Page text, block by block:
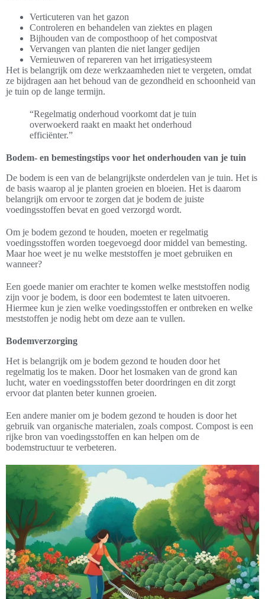
Verticuteren van het gazon
Controleren en behandelen van ziektes en plagen
Bijhouden van de composthoop of het compostvat
Vervangen van planten die niet langer gedijen
Vernieuwen of repareren van het irrigatiesysteem
Het is belangrijk om deze werkzaamheden niet te vergeten, omdat
ze bijdragen aan het behoud van de gezondheid en schoonheid van
je tuin op de lange termijn.
“Regelmatig onderhoud voorkomt dat je tuin
overwoekerd raakt en maakt het onderhoud
efficiënter.”
Bodem- en bemestingstips voor het onderhouden van je tuin
De bodem is een van de belangrijkste onderdelen van je tuin. Het is
de basis waarop al je planten groeien en bloeien. Het is daarom
belangrijk om ervoor te zorgen dat je bodem de juiste
voedingsstoffen bevat en goed verzorgd wordt.
Om je bodem gezond te houden, moeten er regelmatig
voedingsstoffen worden toegevoegd door middel van bemesting.
Maar hoe weet je nu welke meststoffen je moet gebruiken en
wanneer?
Een goede manier om erachter te komen welke meststoffen nodig
zijn voor je bodem, is door een bodemtest te laten uitvoeren.
Hiermee kun je zien welke voedingsstoffen er ontbreken en welke
meststoffen je nodig hebt om deze aan te vullen.
Bodemverzorging
Het is belangrijk om je bodem gezond te houden door het
regelmatig los te maken. Door het losmaken van de grond kan
lucht, water en voedingsstoffen beter doordringen en dit zorgt
ervoor dat planten beter kunnen groeien.
Een andere manier om je bodem gezond te houden is door het
gebruik van organische materialen, zoals compost. Compost is een
rijke bron van voedingsstoffen en kan helpen om de
bodemstructuur te verbeteren.